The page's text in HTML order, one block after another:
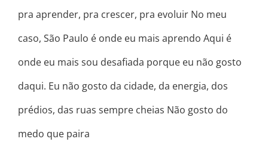
pra aprender, pra crescer, pra evoluir No meu
caso, São Paulo é onde eu mais aprendo Aqui é
onde eu mais sou desafiada porque eu não gosto
daqui. Eu não gosto da cidade, da energia, dos
prédios, das ruas sempre cheias Não gosto do
medo que paira